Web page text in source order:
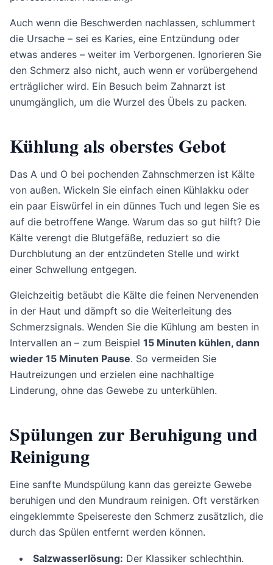
Auch wenn die Beschwerden nachlassen, schlummert
die Ursache – sei es Karies, eine Entzündung oder
etwas anderes – weiter im Verborgenen. Ignorieren Sie
den Schmerz also nicht, auch wenn er vorübergehend
erträglicher wird. Ein Besuch beim Zahnarzt ist
unumgänglich, um die Wurzel des Übels zu packen.
Kühlung als oberstes Gebot
Das A und O bei pochenden Zahnschmerzen ist Kälte
von außen. Wickeln Sie einfach einen Kühlakku oder
ein paar Eiswürfel in ein dünnes Tuch und legen Sie es
auf die betroffene Wange. Warum das so gut hilft? Die
Kälte verengt die Blutgefäße, reduziert so die
Durchblutung an der entzündeten Stelle und wirkt
einer Schwellung entgegen.
Gleichzeitig betäubt die Kälte die feinen Nervenenden
in der Haut und dämpft so die Weiterleitung des
Schmerzsignals. Wenden Sie die Kühlung am besten in
Intervallen an – zum Beispiel 15 Minuten kühlen, dann
wieder 15 Minuten Pause. So vermeiden Sie
Hautreizungen und erzielen eine nachhaltige
Linderung, ohne das Gewebe zu unterkühlen.
Spülungen zur Beruhigung und
Reinigung
Eine sanfte Mundspülung kann das gereizte Gewebe
beruhigen und den Mundraum reinigen. Oft verstärken
eingeklemmte Speisereste den Schmerz zusätzlich, die
durch das Spülen entfernt werden können.
Salzwasserlösung: Der Klassiker schlechthin.